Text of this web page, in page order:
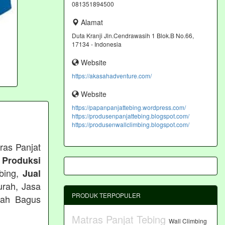
Panjat
Jual
Jasa
Bagus
081351894500
Alamat
Duta Kranji Jln.Cendrawasih 1 Blok.B No.66,
17134 - Indonesia
Website
https://akasahadventure.com/
Website
https://papanpanjattebing.wordpress.com/
https://produsenpanjattebing.blogspot.com/
https://produsenwallclimbing.blogspot.com/
PRODUK TERPOPULER
Matras Panjat Tebing Wall Climbing